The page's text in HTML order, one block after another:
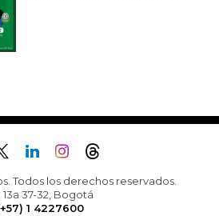
Todos los derechos reservados.
13a 37-32, Bogotá
1 4227600